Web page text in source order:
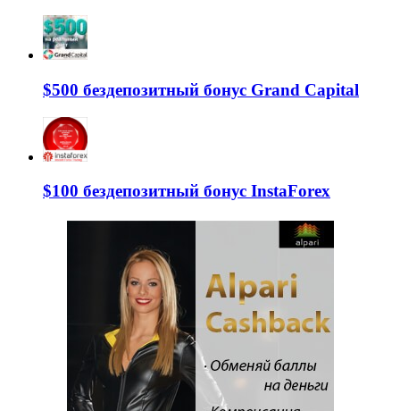
$500 бездепозитный бонус Grand Capital
$100 бездепозитный бонус InstaForex